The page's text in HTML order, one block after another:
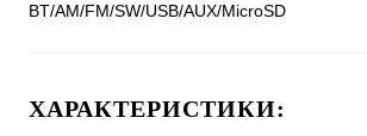
BT/AM/FM/SW/USB/AUX/MicroSD
ХАРАКТЕРИСТИКИ: